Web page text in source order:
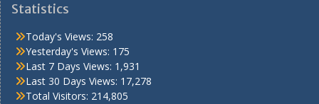
Statistics
Today's Views: 258
Yesterday's Views: 175
Last 7 Days Views: 1,931
Last 30 Days Views: 17,278
Total Visitors: 214,805